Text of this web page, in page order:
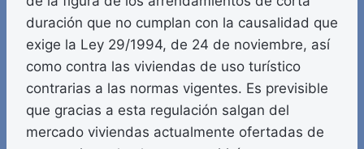
duración que no cumplan con la causalidad que
exige la Ley 29/1994, de 24 de noviembre, así
como contra las viviendas de uso turístico
contrarias a las normas vigentes. Es previsible
que gracias a esta regulación salgan del
mercado viviendas actualmente ofertadas de